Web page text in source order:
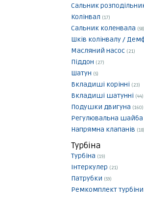
Сальник
Колінвал (17)
Сальник коленвала (58)
Шків колінвалу /
Масляний насос (21)
Піддон (27)
Шатун (5)
Вкладиші корінні (23)
Вкладиші шатунні (44)
Подушки двигуна (160)
Регулювальна шайба
Напрямна клапанів (18)
Турбіна
Турбіна (19)
Інтеркулер (21)
Патрубки (59)
Ремкомплект турбіни